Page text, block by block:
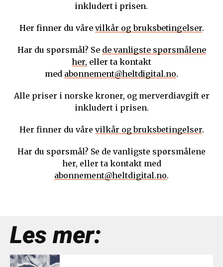
inkludert i prisen.
Her finner du våre vilkår og bruksbetingelser.
Har du spørsmål? Se de vanligste spørsmålene
her, eller ta kontakt
med abonnement@heltdigital.no.
Alle priser i norske kroner, og merverdiavgift er
inkludert i prisen.
Her finner du våre vilkår og bruksbetingelser.
Har du spørsmål? Se de vanligste spørsmålene
her, eller ta kontakt med
abonnement@heltdigital.no.
Les mer: